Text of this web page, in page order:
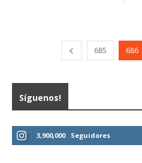
685 686
Síguenos!
3,900,000 Seguidores